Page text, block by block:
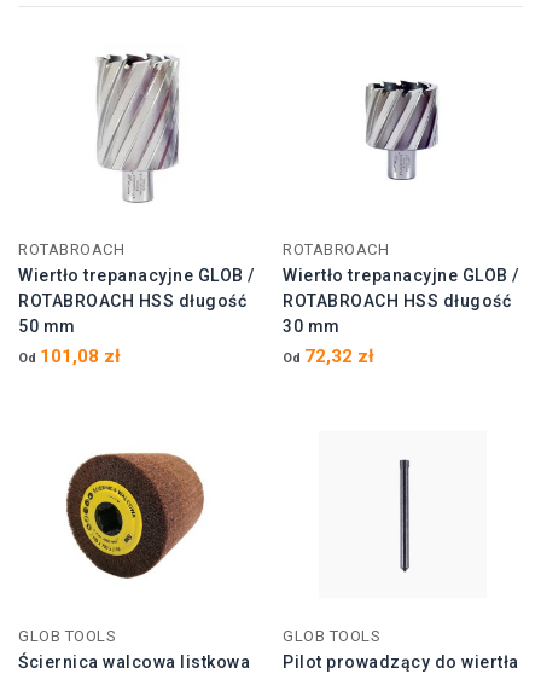
ROTABROACH
Wiertło trepanacyjne GLOB /
ROTABROACH HSS długość
50 mm
Od 101,08 zł
ROTABROACH
Wiertło trepanacyjne GLOB /
ROTABROACH HSS długość
30 mm
Od 72,32 zł
GLOB TOOLS
Ściernica walcowa listkowa
GLOB TOOLS
Pilot prowadzący do wiertła